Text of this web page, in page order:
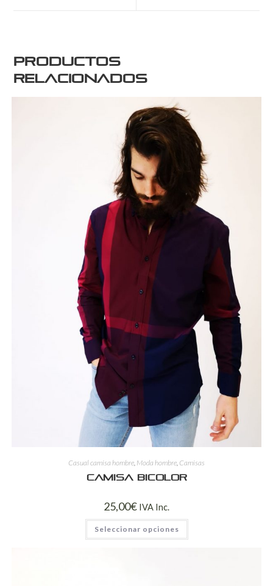
Productos
relacionados
Casual camisa hombre, Moda hombre, Camisas
Camisa bicolor
25,00€ IVA Inc.
Seleccionar opciones